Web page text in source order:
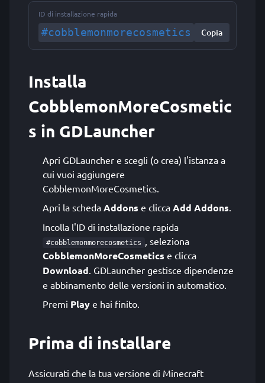
ID di installazione rapida
#cobblemonmorecosmetics Copia
Installa
CobblemonMoreCosmetic
s in GDLauncher
Apri GDLauncher e scegli (o crea) l'istanza a
cui vuoi aggiungere
CobblemonMoreCosmetics.
Apri la scheda Addons e clicca Add Addons.
Incolla l'ID di installazione rapida
#cobblemonmorecosmetics , seleziona
CobblemonMoreCosmetics e clicca
Download. GDLauncher gestisce dipendenze
e abbinamento delle versioni in automatico.
Premi Play e hai finito.
Prima di installare
Assicurati che la tua versione di Minecraft